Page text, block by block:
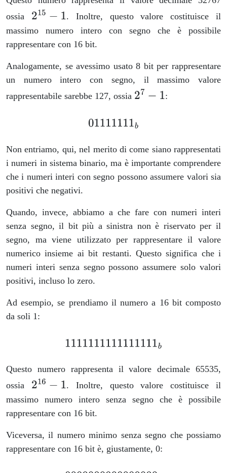
ossia
. Inoltre, questo valore costituisce il
massimo numero intero con segno che è possibile
rappresentare con 16 bit.
Analogamente, se avessimo usato 8 bit per rappresentare
un numero intero con segno, il massimo valore
rappresentabile sarebbe 127, ossia
:
Non entriamo, qui, nel merito di come siano rappresentati
i numeri in sistema binario, ma è importante comprendere
che i numeri interi con segno possono assumere valori sia
positivi che negativi.
Quando, invece, abbiamo a che fare con numeri interi
senza segno, il bit più a sinistra non è riservato per il
segno, ma viene utilizzato per rappresentare il valore
numerico insieme ai bit restanti. Questo significa che i
numeri interi senza segno possono assumere solo valori
positivi, incluso lo zero.
Ad esempio, se prendiamo il numero a 16 bit composto
da soli 1:
Questo numero rappresenta il valore decimale 65535,
ossia
. Inoltre, questo valore costituisce il
massimo numero intero senza segno che è possibile
rappresentare con 16 bit.
Viceversa, il numero minimo senza segno che possiamo
rappresentare con 16 bit è, giustamente, 0: